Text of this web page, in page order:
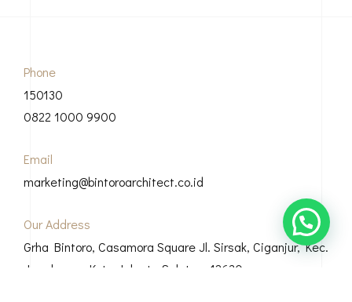
Phone
150130
0822 1000 9900
Email
marketing@bintoroarchitect.co.id
Our Address
Grha Bintoro, Casamora Square Jl. Sirsak, Ciganjur, Kec.
Jagakarsa, Kota Jakarta Selatan, 12630